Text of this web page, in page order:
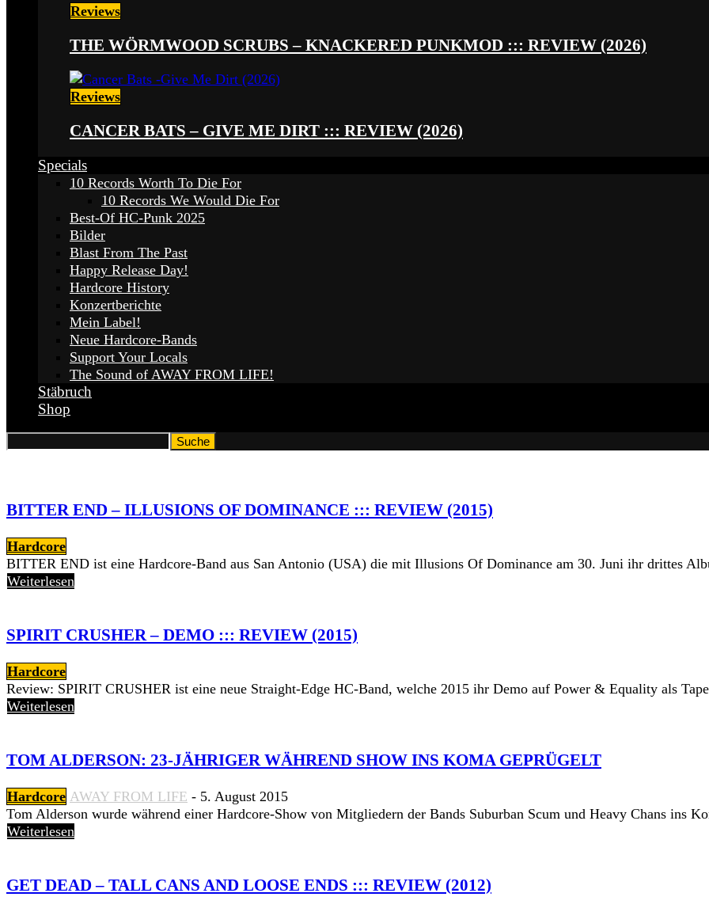
Reviews
THE WÖRMWOOD SCRUBS – KNACKERED PUNKMOD ::: REVIEW (2026)
Reviews
CANCER BATS – GIVE ME DIRT ::: REVIEW (2026)
Specials
10 Records Worth To Die For
10 Records We Would Die For
Best-Of HC-Punk 2025
Bilder
Blast From The Past
Happy Release Day!
Hardcore History
Konzertberichte
Mein Label!
Neue Hardcore-Bands
Support Your Locals
The Sound of AWAY FROM LIFE!
Stäbruch
Shop
BITTER END – ILLUSIONS OF DOMINANCE ::: REVIEW (2015)
Hardcore
BITTER END ist eine Hardcore-Band aus San Antonio (USA) die mit Illusions Of Dominance am 30. Juni ihr drittes
Weiterlesen
SPIRIT CRUSHER – DEMO ::: REVIEW (2015)
Hardcore
Review: SPIRIT CRUSHER ist eine neue Straight-Edge HC-Band, welche 2015 ihr Demo auf Power & Equality als
Weiterlesen
TOM ALDERSON: 23-JÄHRIGER WÄHREND SHOW INS KOMA GEPRÜGELT
Hardcore AWAY FROM LIFE - 5. August 2015
Tom Alderson wurde während einer Hardcore-Show von Mitgliedern der Bands Suburban Scum und Heavy Chans ins
Weiterlesen
GET DEAD – TALL CANS AND LOOSE ENDS ::: REVIEW (2012)